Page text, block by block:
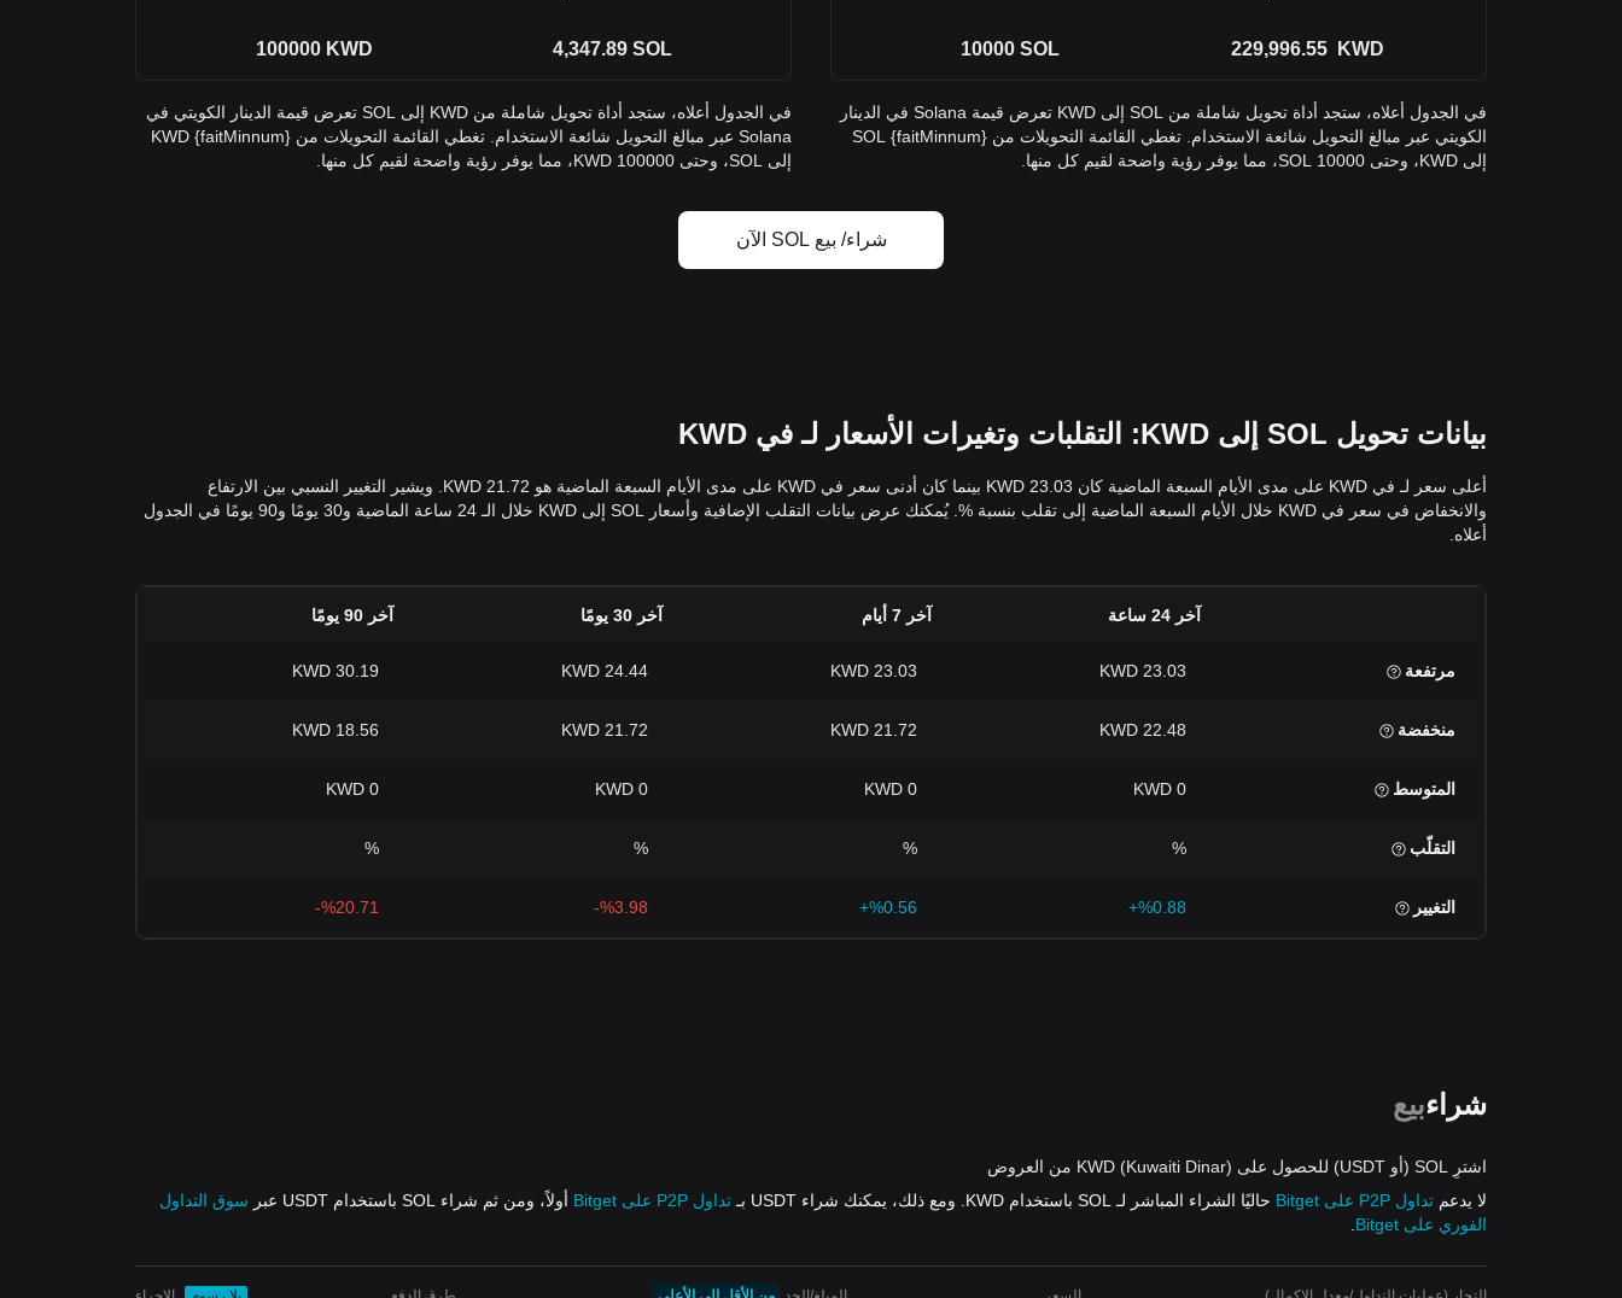
10000 SOL 229,996.55 KWD
في الجدول أعلاه، ستجد أداة تحويل شاملة من SOL إلى KWD تعرض قيمة Solana في الدينار
الكويتي عبر مبالغ التحويل شائعة الاستخدام. تغطي القائمة التحويلات من {faitMinnum} SOL
إلى KWD، وحتى 10000 SOL، مما يوفر رؤية واضحة لقيم كل منها.
100000 KWD 4,347.89 SOL
في الجدول أعلاه، ستجد أداة تحويل شاملة من KWD إلى SOL تعرض قيمة الدينار الكويتي في
Solana عبر مبالغ التحويل شائعة الاستخدام. تغطي القائمة التحويلات من {faitMinnum} KWD
إلى SOL، وحتى 100000 KWD، مما يوفر رؤية واضحة لقيم كل منها.
شراء/ بيع SOL الآن
بيانات تحويل SOL إلى KWD: التقلبات وتغيرات الأسعار لـ في KWD
أعلى سعر لـ في KWD على مدى الأيام السبعة الماضية كان 23.03 KWD بينما كان أدنى سعر في KWD على مدى الأيام السبعة الماضية هو 21.72 KWD. ويشير التغيير النسبي بين الارتفاع
والانخفاض في سعر في KWD خلال الأيام السبعة الماضية إلى تقلب بنسبة %. يُمكنك عرض بيانات التقلب الإضافية وأسعار SOL إلى KWD خلال الـ 24 ساعة الماضية و30 يومًا و90 يومًا في الجدول
أعلاه.
آخر 24 ساعة آخر 7 أيام آخر 30 يومًا آخر 90 يومًا
مرتفعة 23.03 KWD
23.03 KWD
24.44 KWD
30.19 KWD
منخفضة 22.48 KWD
21.72 KWD
21.72 KWD
18.56 KWD
المتوسط 0 KWD
0 KWD
0 KWD
0 KWD
التقلّب %
%
%
%
التغيير %0.88+
%0.56+
%3.98-
%20.71-
شراءبيع
اشترِ SOL (أو USDT) للحصول على KWD (Kuwaiti Dinar) من العروض
لا يدعم تداول P2P على Bitget حاليًا الشراء المباشر لـ SOL باستخدام KWD. ومع ذلك، يمكنك شراء USDT بـ تداول P2P على Bitget أولاً، ومن ثم شراء SOL باستخدام USDT عبر
سوق التداول
الفوري على Bitget